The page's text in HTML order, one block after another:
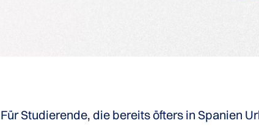
Für Studierende, die bereits öfters in Spanien